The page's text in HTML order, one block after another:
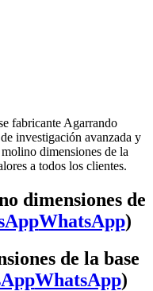
fabricante Agarrando
investigación avanzada y
dimensiones de la
a todos los clientes.
dimensiones de
WhatsApp)
de la base
WhatsApp)